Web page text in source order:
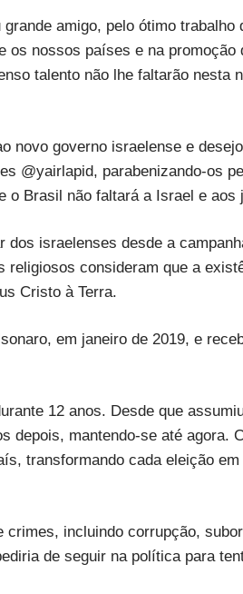
amigo, pelo ótimo
os nossos países e na
talento não lhe faltarão nesta
novo governo israelense e
@yairlapid, parabenizando-os
o Brasil não faltará a Israel e aos
dos israelenses desde a
religiosos consideram que a
Cristo à Terra.
em janeiro de 2019, e
12 anos. Desde que
depois, mantendo-se até agora.
transformando cada eleição
crimes, incluindo corrupção,
de seguir na política para